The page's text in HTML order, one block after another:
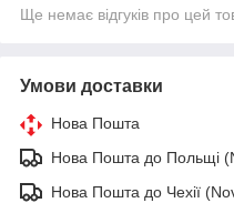
Ще немає відгуків про цей
Умови доставки
Нова Пошта
Нова Пошта до Польщі
Нова Пошта до Чехії